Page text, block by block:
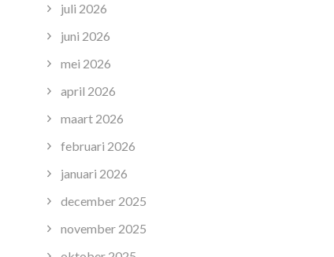
juli 2026
juni 2026
mei 2026
april 2026
maart 2026
februari 2026
januari 2026
december 2025
november 2025